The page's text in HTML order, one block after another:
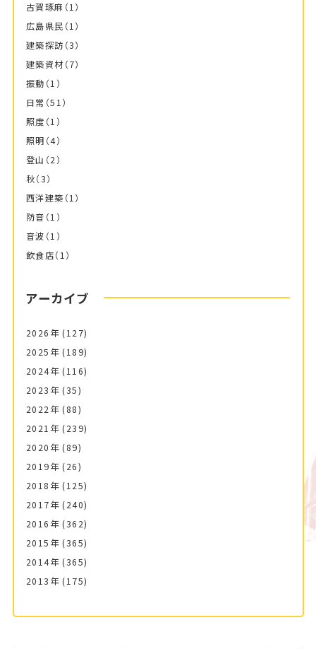
古賀琢麻 （1）
広島県民 （1）
建築探訪 （3）
建築資材（7）
振動 （1）
日常 （51）
照度 （1）
照明 （4）
登山 （2）
秋（3）
西洋建築 （1）
防音 （1）
音波 （1）
飲食店（1）
アーカイブ
2026年 (127)
2025年 (189)
2024年 (116)
2023年 (35)
2022年 (88)
2021年 (239)
2020年 (89)
2019年 (26)
2018年 (125)
2017年 (240)
2016年 (362)
2015年 (365)
2014年 (365)
2013年 (175)